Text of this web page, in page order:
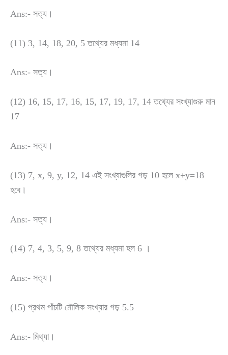
Ans:- সত্য।
(11) 3, 14, 18, 20, 5 তথ্যের মধ্যমা 14
Ans:- সত্য।
(12) 16, 15, 17, 16, 15, 17, 19, 17, 14 তথ্যের সংখ্যাগুরু মান
17
Ans:- সত্য।
(13) 7, x, 9, y, 12, 14 এই সংখ্যাগুলির গড় 10 হলে x+y=18
হবে।
Ans:- সত্য।
(14) 7, 4, 3, 5, 9, 8 তথ্যের মধ্যমা হল 6 ।
Ans:- সত্য।
(15) প্রথম পাঁচটি মৌলিক সংখ্যার গড় 5.5
Ans:- মিথ্যা।